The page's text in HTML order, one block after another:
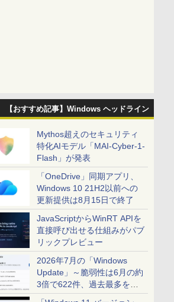
【おすすめ記事】Windows ヘッドライン
Mythos超えのセキュリティ
特化AIモデル「MAI-Cyber-1-
Flash」が発表
「OneDrive」同期アプリ、
Windows 10 21H2以前への
更新提供は8月15日で終了
JavaScriptからWinRT APIを
直接呼び出せる仕組みがパブ
リックプレビュー
2026年7月の「Windows
Update」～脆弱性は6月の約
3倍で622件、過去最多を大
幅に更新